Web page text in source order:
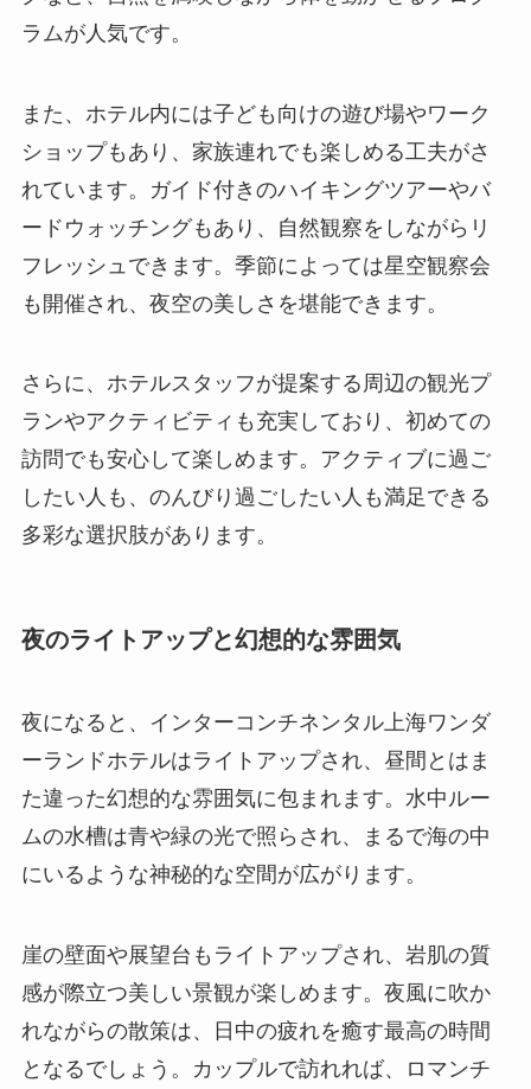
ラムが人気です。
また、ホテル内には子ども向けの遊び場やワーク
ショップもあり、家族連れでも楽しめる工夫がさ
れています。ガイド付きのハイキングツアーやバ
ードウォッチングもあり、自然観察をしながらリ
フレッシュできます。季節によっては星空観察会
も開催され、夜空の美しさを堪能できます。
さらに、ホテルスタッフが提案する周辺の観光プ
ランやアクティビティも充実しており、初めての
訪問でも安心して楽しめます。アクティブに過ご
したい人も、のんびり過ごしたい人も満足できる
多彩な選択肢があります。
夜のライトアップと幻想的な雰囲気
夜になると、インターコンチネンタル上海ワンダ
ーランドホテルはライトアップされ、昼間とはま
た違った幻想的な雰囲気に包まれます。水中ルー
ムの水槽は青や緑の光で照らされ、まるで海の中
にいるような神秘的な空間が広がります。
崖の壁面や展望台もライトアップされ、岩肌の質
感が際立つ美しい景観が楽しめます。夜風に吹か
れながらの散策は、日中の疲れを癒す最高の時間
となるでしょう。カップルで訪れれば、ロマンチ